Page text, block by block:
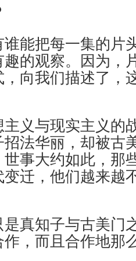
能把每一集的片
的观察。因为，
向我们描述了，
义与现实主义的
法华丽，却被古
事大约如此，那
迁，他们越来越
真知子与古美门
，而且合作地那